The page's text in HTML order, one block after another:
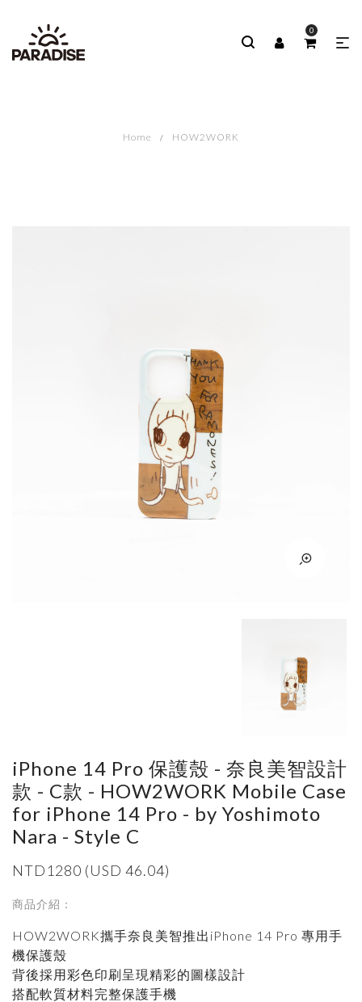
0
Home HOW2WORK
iPhone 14 Pro 保護殼 - 奈良美智設計
款 - C款 - HOW2WORK Mobile Case
for iPhone 14 Pro - by Yoshimoto
Nara - Style C
NTD1280 (USD 46.04)
商品介紹：
HOW2WORK攜手奈良美智推出iPhone 14 Pro 專用手
機保護殼
背後採用彩色印刷呈現精彩的圖樣設計
搭配軟質材料完整保護手機